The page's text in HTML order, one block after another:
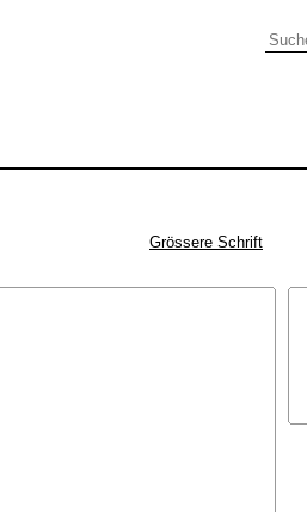
Grössere Schrift